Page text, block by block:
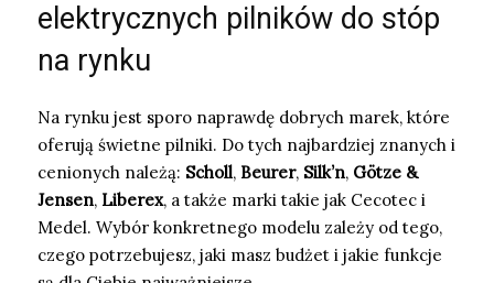
elektrycznych pilników do stóp
na rynku
Na rynku jest sporo naprawdę dobrych marek, które
oferują świetne pilniki. Do tych najbardziej znanych i
cenionych należą: Scholl, Beurer, Silk’n, Götze &
Jensen, Liberex, a także marki takie jak Cecotec i
Medel. Wybór konkretnego modelu zależy od tego,
czego potrzebujesz, jaki masz budżet i jakie funkcje